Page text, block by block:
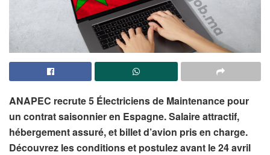
ANAPEC recrute 5 Électriciens de Maintenance pour
un contrat saisonnier en Espagne. Salaire attractif,
hébergement assuré, et billet d’avion pris en charge.
Découvrez les conditions et postulez avant le 24 avril